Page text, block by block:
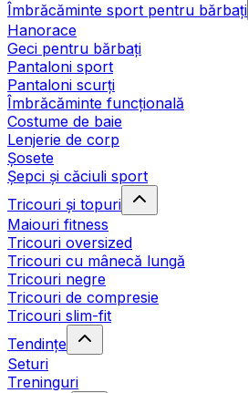
Îmbrăcăminte sport pentru bărbați
Hanorace
Geci pentru bărbați
Pantaloni sport
Pantaloni scurți
Îmbrăcăminte funcțională
Costume de baie
Lenjerie de corp
Șosete
Șepci și căciuli sport
Tricouri și topuri
Maiouri fitness
Tricouri oversized
Tricouri cu mânecă lungă
Tricouri negre
Tricouri de compresie
Tricouri slim-fit
Tendințe
Seturi
Treninguri